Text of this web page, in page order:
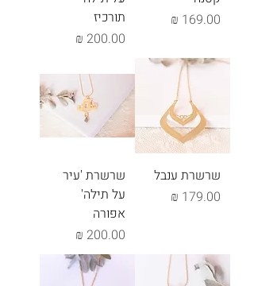
מחיר
תורכיז
מחיר
שרשרת ענבל
מחיר
שרשרת 'עיר
על תילה'
אפורה
מחיר